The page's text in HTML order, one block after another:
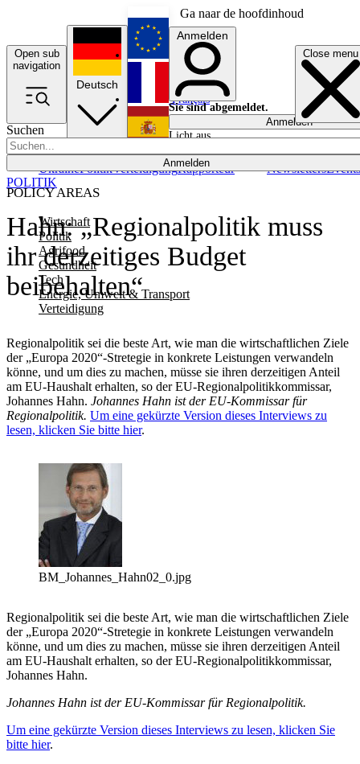
Ga naar de hoofdinhoud
Open sub
navigation
Close menu
Suchen
Anmelden
POLICY AREAS
Wirtschaft
Politik
Agrifood
Gesundheit
Tech
Energie, Umwelt & Transport
Verteidigung
UkrainePolitikVerteidigungRapporteur NewslettersEvents
Deutsch
English
Français
Anmelden
Sie sind abgemeldet.
Anmelden
Licht aus
Hahn: „Regionalpolitik muss
ihr derzeitiges Budget
beibehalten“
Regionalpolitik sei die beste Art, wie man die wirtschaftlichen Ziele
der „Europa 2020“-Stretegie in konkrete Leistungen verwandeln
könne, und um dies zu machen, müsse sie ihren derzeitigen Anteil
am EU-Haushalt erhalten, so der EU-Regionalpolitikkommissar,
Johannes Hahn. Johannes Hahn ist der EU-Kommissar für
Regionalpolitik. Um eine gekürzte Version dieses Interviews zu
lesen, klicken Sie bitte hier.
POLITIK
BM_Johannes_Hahn02_0.jpg
Regionalpolitik sei die beste Art, wie man die wirtschaftlichen Ziele
der „Europa 2020“-Stretegie in konkrete Leistungen verwandeln
könne, und um dies zu machen, müsse sie ihren derzeitigen Anteil
am EU-Haushalt erhalten, so der EU-Regionalpolitikkommissar,
Johannes Hahn.
Johannes Hahn ist der EU-Kommissar für Regionalpolitik.
Um eine gekürzte Version dieses Interviews zu lesen, klicken Sie
bitte hier.